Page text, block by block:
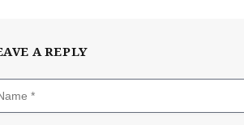
A REPLY